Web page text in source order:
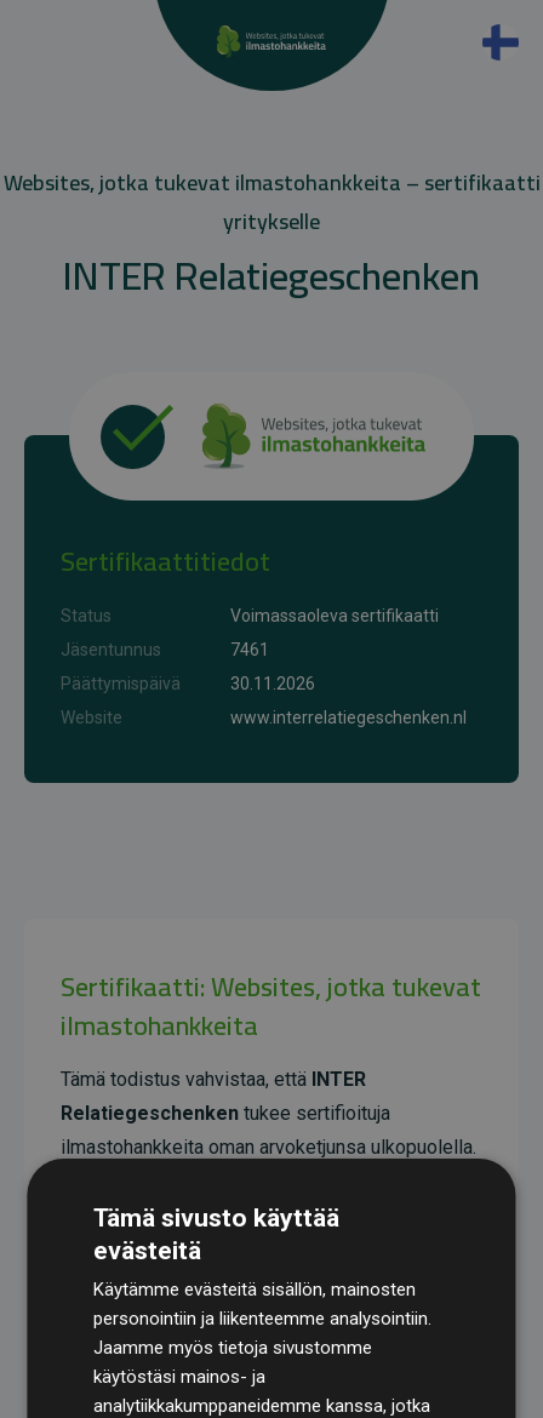
Websites, jotka tukevat ilmastohankkeita – sertifikaatti
yritykselle
INTER Relatiegeschenken
Sertifikaattitiedot
Status
Voimassaoleva sertifikaatti
Jäsentunnus
7461
Päättymispäivä
30.11.2026
Website
www.interrelatiegeschenken.nl
Sertifikaatti: Websites, jotka tukevat
ilmastohankkeita
Tämä todistus vahvistaa, että INTER
Relatiegeschenken tukee sertifioituja
ilmastohankkeita oman arvoketjunsa ulkopuolella.
vähentävä vaikutus, joka keskimäärin vastaa
kaksinkertaista määrää verkkosivuston
arvioituihin päästöihin verrattuna.
Kaikki hankkeet ovatGold Standardin
sertifioimia, mikä takaa korkean laadun, todellisen
ilmastovaikutuksen ja täyden läpinäkyvyyden. Lue
Tämä sivusto käyttää
evästeitä
Käytämme evästeitä sisällön, mainosten
personointiin ja liikenteemme analysointiin.
Jaamme myös tietoja sivustomme
käytöstäsi mainos- ja
analytiikkakumppaneidemme kanssa, jotka